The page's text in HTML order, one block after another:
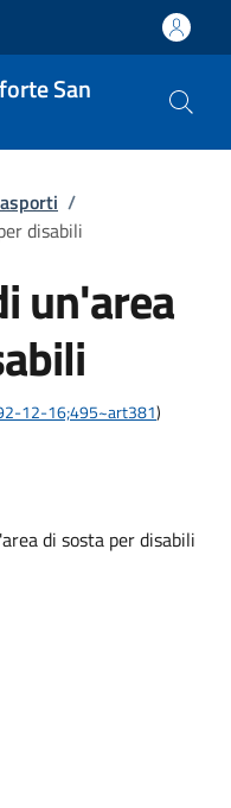
San
/
disabili
un'area
12-16;495~art381)
di sosta per disabili